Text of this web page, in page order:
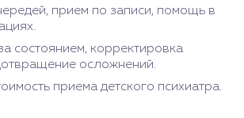
прием по записи, помощь в
состоянием, корректировка
осложнений.
приема детского психиатра.